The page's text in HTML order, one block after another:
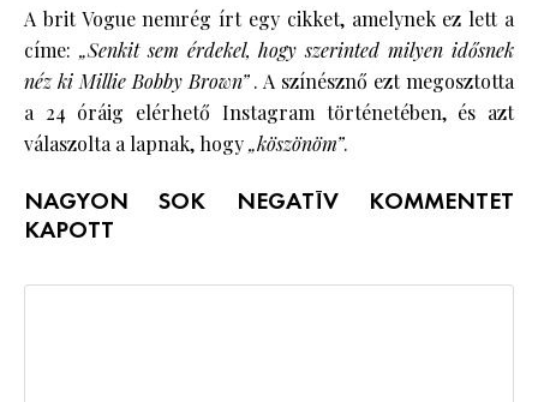
A brit Vogue nemrég írt egy cikket, amelynek ez lett a
címe: „Senkit sem érdekel, hogy szerinted milyen idősnek
néz ki Millie Bobby Brown”. A színésznő ezt megosztotta
a 24 óráig elérhető Instagram történetében, és azt
válaszolta a lapnak, hogy„köszönöm”.
NAGYON SOK NEGATÍV KOMMENTET
KAPOTT